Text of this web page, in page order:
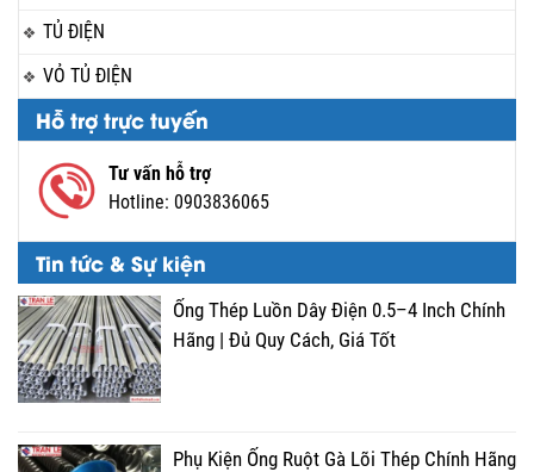
TỦ ĐIỆN
VỎ TỦ ĐIỆN
Hỗ trợ trực tuyến
Tư vấn hỗ trợ
Hotline: 0903836065
Tin tức & Sự kiện
Ống Thép Luồn Dây Điện 0.5–4 Inch Chính
Hãng | Đủ Quy Cách, Giá Tốt
Phụ Kiện Ống Ruột Gà Lõi Thép Chính Hãng